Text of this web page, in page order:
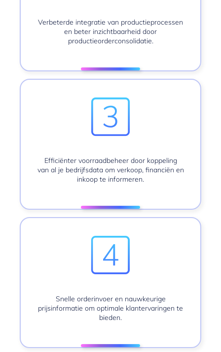
Verbeterde integratie van productieprocessen
en beter inzichtbaarheid door
productieorderconsolidatie.
Efficiënter voorraadbeheer door koppeling
van al je bedrijfsdata om verkoop, financiën en
inkoop te informeren.
Snelle orderinvoer en nauwkeurige
prijsinformatie om optimale klantervaringen te
bieden.